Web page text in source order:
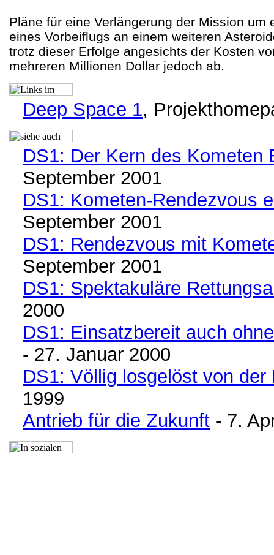
Pläne für eine Verlängerung der Mission um
eines Vorbeiflugs an einem weiteren
trotz dieser Erfolge angesichts der Kosten
mehreren Millionen Dollar jedoch ab.
Deep Space 1,
DS1: Der Kern des Kometen
September 2001
DS1: Kometen-Rendezvous
September 2001
DS1: Rendezvous mit
September 2001
DS1: Spektakuläre
2000
DS1: Einsatzbereit auch
- 27. Januar 2000
DS1: Völlig losgelöst von der
1999
Antrieb für die Zukunft - 7.